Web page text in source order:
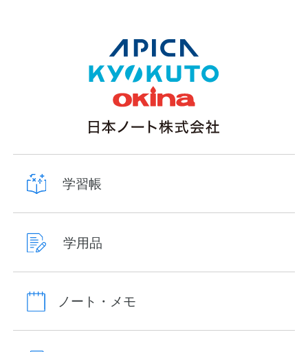
学習帳
学用品
ノート・メモ